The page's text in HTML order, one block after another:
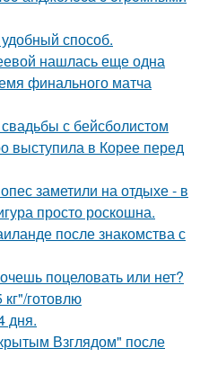
способ.
нашлась еще одна
финального матча
с бейсболистом
в Корее перед
заметили на отдыхе - в
просто роскошна.
после знакомства с
поцеловать или нет?
готовлю
дня.
Взглядом" после